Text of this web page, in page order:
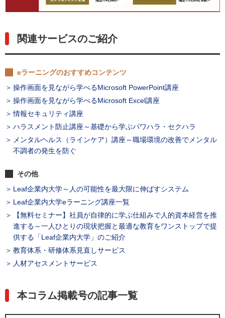
関連サービスのご紹介
eラーニングのおすすめコンテンツ
操作画面を見ながら学べるMicrosoft PowerPoint講座
操作画面を見ながら学べるMicrosoft Excel講座
情報セキュリティ講座
ハラスメント防止講座～基礎から学ぶパワハラ・セクハラ
メンタルヘルス（ラインケア）講座～職場環境の改善でメンタル
不調者の発生を防ぐ
その他
Leaf企業内大学～人の可能性を最大限に伸ばすシステム
Leaf企業内大学eラーニング講座一覧
【無料セミナー】社員が自律的に学ぶ仕組みで人的資本経営を推
進する～一人ひとりの現状把握と最適な教育をワンストップで提
供する「Leaf企業内大学」のご紹介
教育体系・研修体系見直しサービス
人材アセスメントサービス
本コラム掲載号の記事一覧